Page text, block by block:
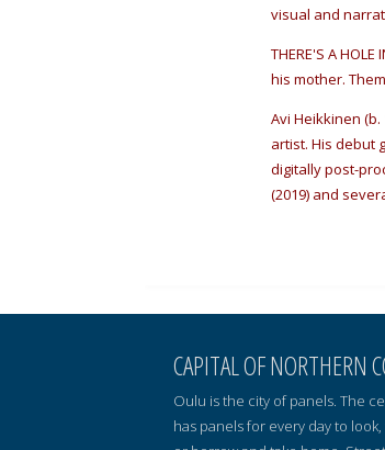
visual and
THERE'S A
his mother.
Avi Heikkinen
artist. His debut
digitally post-
(2019) and
CAPITAL OF NORTHERN
Oulu is the city of panels. The
has panels for every day to